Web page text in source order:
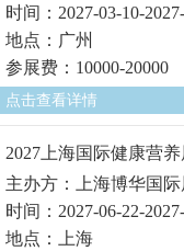
时间：2027-03-10-
地点：广州
参展费：10000-20000
点击查看详情
2027上海国际健康营
主办方：上海博华国际
时间：2027-06-22-
地点：上海